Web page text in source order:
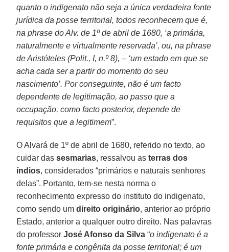
quanto o indigenato não seja a única verdadeira fonte
jurídica da posse territorial, todos reconhecem que é,
na phrase do Alv. de 1º de abril de 1680, ‘a primária,
naturalmente e virtualmente reservada’, ou, na phrase
de Aristóteles (Polit., I, n.º 8), – ‘um estado em que se
acha cada ser a partir do momento do seu
nascimento’. Por conseguinte, não é um facto
dependente de legitimação, ao passo que a
occupação, como facto posterior, depende de
requisitos que a legitimem”.
O Alvará de 1º de abril de 1680, referido no texto, ao
cuidar dassesmarias, ressalvou asterras dos
índios, considerados “primários e naturais senhores
delas”. Portanto, tem-se nesta norma o
reconhecimento expresso do instituto do indigenato,
como sendo umdireito originário, anterior ao próprio
Estado, anterior a qualquer outro direito. Nas palavras
do professorJosé Afonso da Silva “o indigenato é a
fonte primária e congênita da posse territorial; é um